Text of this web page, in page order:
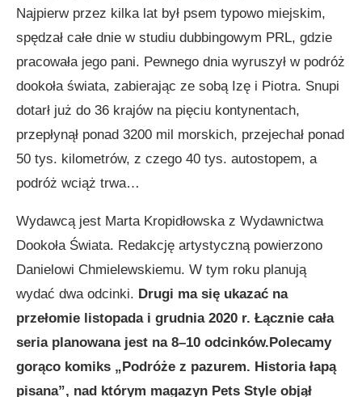
Najpierw przez kilka lat był psem typowo miejskim,
spędzał całe dnie w studiu dubbingowym PRL, gdzie
pracowała jego pani. Pewnego dnia wyruszył w podróż
dookoła świata, zabierając ze sobą Izę i Piotra. Snupi
dotarł już do 36 krajów na pięciu kontynentach,
przepłynął ponad 3200 mil morskich, przejechał ponad
50 tys. kilometrów, z czego 40 tys. autostopem, a
podróż wciąż trwa…
Wydawcą jest Marta Kropidłowska z Wydawnictwa
Dookoła Świata. Redakcję artystyczną powierzono
Danielowi Chmielewskiemu. W tym roku planują
wydać dwa odcinki. Drugi ma się ukazać na
przełomie listopada i grudnia 2020 r. Łącznie cała
seria planowana jest na 8–10 odcinków.Polecamy
gorąco komiks „Podróże z pazurem. Historia łapą
pisana”, nad którym magazyn Pets Style objął